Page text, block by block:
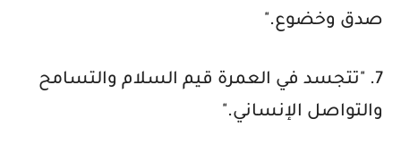
صدق وخضوع."
7. "تتجسد في العمرة قيم السلام والتسامح
والتواصل الإنساني."